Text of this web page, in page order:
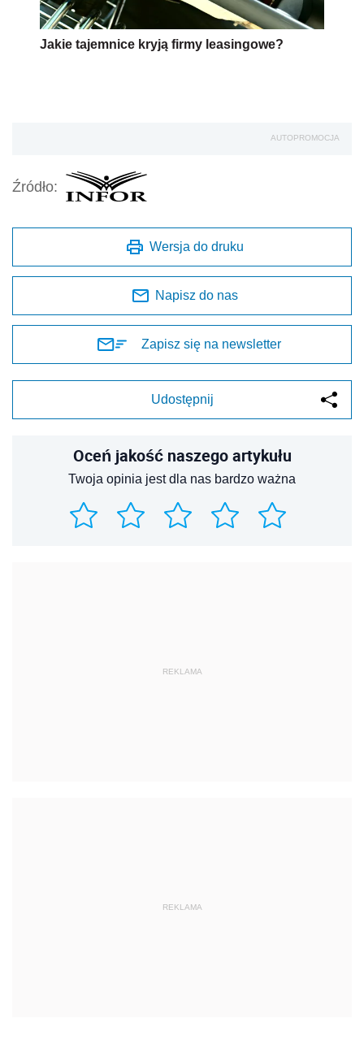
Jakie tajemnice kryją firmy leasingowe?
AUTOPROMOCJA
Źródło:
Wersja do druku
Napisz do nas
Zapisz się na newsletter
Udostępnij
Oceń jakość naszego artykułu
Twoja opinia jest dla nas bardzo ważna
REKLAMA
REKLAMA